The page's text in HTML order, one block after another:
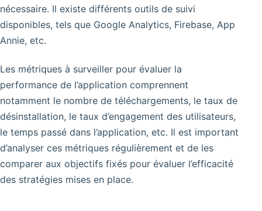
nécessaire. Il existe différents outils de suivi
disponibles, tels que Google Analytics, Firebase, App
Annie, etc.
Les métriques à surveiller pour évaluer la
performance de l’application comprennent
notamment le nombre de téléchargements, le taux de
désinstallation, le taux d’engagement des utilisateurs,
le temps passé dans l’application, etc. Il est important
d’analyser ces métriques régulièrement et de les
comparer aux objectifs fixés pour évaluer l’efficacité
des stratégies mises en place.